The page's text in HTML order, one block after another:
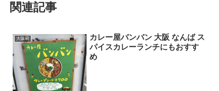
関連記事
大阪府
カレー屋バンバン 大阪 なんば ス
パイスカレーランチにもおすす
め